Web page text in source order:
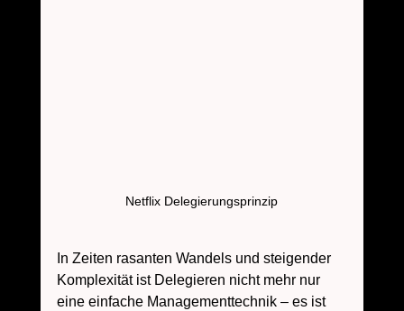
Netflix Delegierungsprinzip
In Zeiten rasanten Wandels und steigender
Komplexität ist Delegieren nicht mehr nur
eine einfache Managementtechnik – es ist